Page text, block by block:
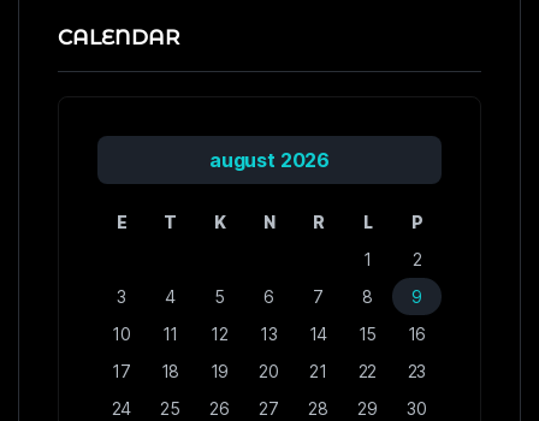
CALENDAR
august 2026
E T K N R L
P
1
2
3
4 5 6 7 8
9
10
11 12 13 14 15
16
17
18 19 20 21 22
23
24
25 26 27 28 29
30